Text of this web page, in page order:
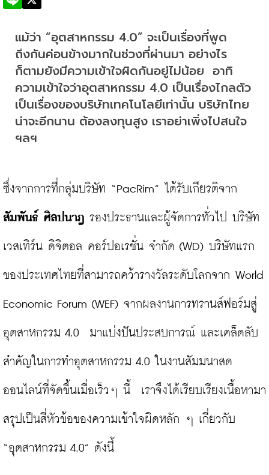
แม้ว่า “อุตสาหกรรม 4.0” จะเป็นเรื่องที่พูด
ถึงกันค่อนข้างมากในช่วงที่ผ่านมา อย่างไร
ก็ตามยังมีความเข้าใจผิดกันอยู่ไม่น้อย  อาทิ
ความเข้าใจว่าอุตสาหกรรม 4.0 เป็นเรื่องไกลตัว
เป็นเรื่องของบริษัทเทคโนโลยีเท่านั้น บริษัทไทย
น่าจะอีกนาน ต้องลงทุนสูง เราอย่าเพิ่งไปสนใจ
ฯลฯ
สัมพันธ์ ศิลปนาฎ รองประธานและผู้จัดการทั่วไป บริษัท
เวสเทิร์น ดิจิตอล คอร์ปอเรชั่น จำกัด (WD) บริษัทแรก
ของประเทศไทยที่สามารถคว้ารางวัลระดับโลกจาก World
Economic Forum (WEF) จากผลงานการทรานส์ฟอร์มสู่
อุตสาหกรรม 4.0  มาแบ่งปันประสบการณ์ และเคล็ดลับ
สำคัญในการทำอุตสาหกรรม 4.0 ในงานสัมมนาสด
ออนไลน์ที่จัดขึ้นเมื่อเร็วๆ นี้  เราจึงได้เรียบเรียงเนื้อหามา
สรุปเป็นสี่หัวข้อของความเข้าใจผิดหลัก ๆ เกี่ยวกับ
“อุตสาหกรรม 4.0” ดังนี้